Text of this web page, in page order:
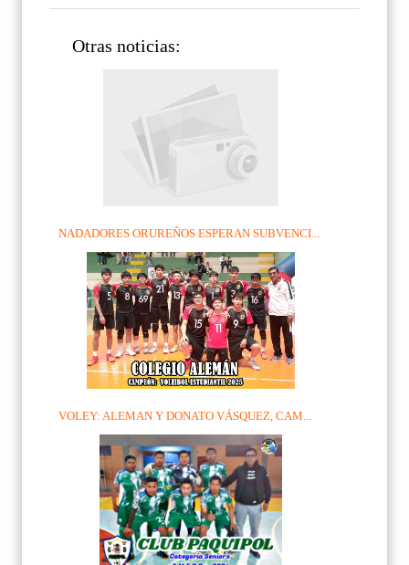
Otras noticias:
NADADORES ORUREÑOS ESPERAN SUBVENCI...
VOLEY: ALEMAN Y DONATO VÁSQUEZ, CAM...